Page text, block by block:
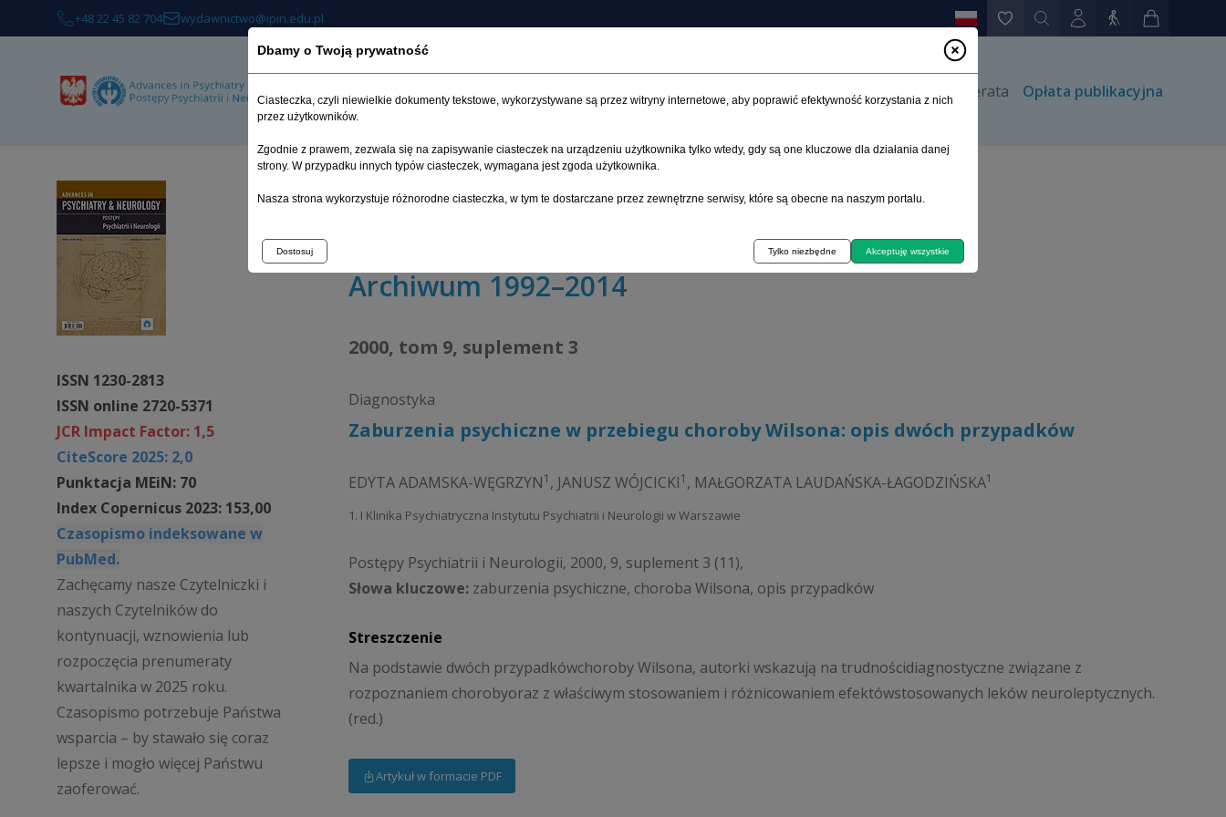
+48 22 45 82 704 wydawnictwo@ipin.edu.pl
O czasopiśmie Archiwum Etyka Instrukcja dla autorów Kontakt Prenumerata Opłata publikacyjna
ISSN 1230-2813
ISSN online 2720-5371
JCR Impact Factor: 1,5
CiteScore 2025: 2,0
Punktacja MEiN: 70
Index Copernicus 2023: 153,00
Czasopismo indeksowane w
PubMed.
Zachęcamy nasze Czytelniczki i
naszych Czytelników do
kontynuacji, wznowienia lub
rozpoczęcia prenumeraty
kwartalnika w 2025 roku.
Czasopismo potrzebuje Państwa
wsparcia – by stawało się coraz
lepsze i mogło więcej Państwu
zaoferować.
Strona główna >Archiwum>suplement 3>
Archiwum 1992–2014
2000, tom 9, suplement 3
Diagnostyka
Zaburzenia psychiczne w przebiegu choroby Wilsona: opis dwóch przypadków
EDYTA ADAMSKA-WĘGRZYN1 , JANUSZ WÓJCICKI1 , MAŁGORZATA LAUDAŃSKA-ŁAGODZIŃSKA1
1. I Klinika Psychiatryczna Instytutu Psychiatrii i Neurologii w Warszawie
Postępy Psychiatrii i Neurologii, 2000, 9, suplement 3 (11),
Słowa kluczowe: zaburzenia psychiczne, choroba Wilsona, opis przypadków
Streszczenie
Na podstawie dwóch przypadkówchoroby Wilsona, autorki wskazują na trudnościdiagnostyczne związane z
rozpoznaniem chorobyoraz z właściwym stosowaniem i różnicowaniem efektówstosowanych leków neuroleptycznych.
(red.)
Artykuł w formacie PDF
Dbamy o Twoją prywatność
Ciasteczka, czyli niewielkie dokumenty tekstowe, wykorzystywane są przez witryny internetowe, aby poprawić efektywność korzystania z nich
przez użytkowników.
Zgodnie z prawem, zezwala się na zapisywanie ciasteczek na urządzeniu użytkownika tylko wtedy, gdy są one kluczowe dla działania danej
strony. W przypadku innych typów ciasteczek, wymagana jest zgoda użytkownika.
Nasza strona wykorzystuje różnorodne ciasteczka, w tym te dostarczane przez zewnętrzne serwisy, które są obecne na naszym portalu.
Dostosuj Tylko niezbędne Akceptuję wszystkie